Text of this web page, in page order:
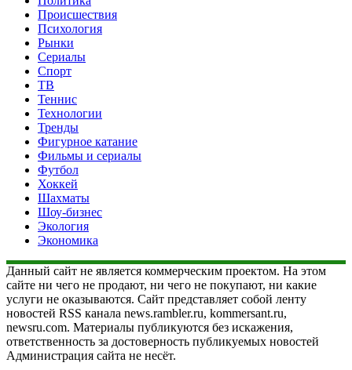
Происшествия
Психология
Рынки
Сериалы
Спорт
ТВ
Теннис
Технологии
Тренды
Фигурное катание
Фильмы и сериалы
Футбол
Хоккей
Шахматы
Шоу-бизнес
Экология
Экономика
Данный сайт не является коммерческим проектом. На этом
сайте ни чего не продают, ни чего не покупают, ни какие
услуги не оказываются. Сайт представляет собой ленту
новостей RSS канала news.rambler.ru, kommersant.ru,
newsru.com. Материалы публикуются без искажения,
ответственность за достоверность публикуемых новостей
Администрация сайта не несёт.